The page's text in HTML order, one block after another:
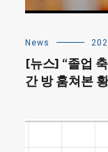
News
[뉴스] “졸업
간 방 훔쳐본